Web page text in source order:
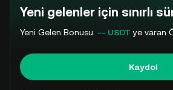
Yeni gelenler için sınırlı
Yeni Gelen Bonusu: -- USDT ye varan
Kaydol